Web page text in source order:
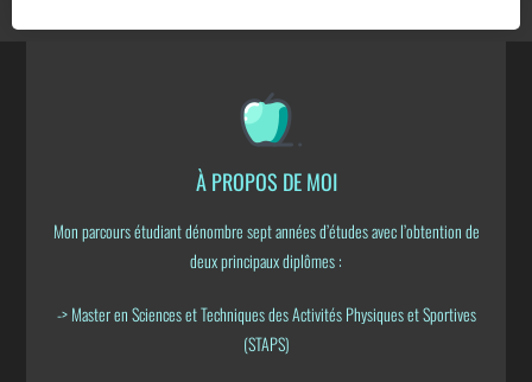
À PROPOS DE MOI
Mon parcours étudiant dénombre sept années d’études avec l’obtention de
deux principaux diplômes :
-> Master en Sciences et Techniques des Activités Physiques et Sportives
(STAPS)